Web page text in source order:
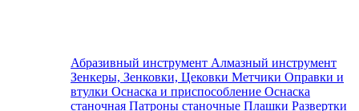
Абразивный инструмент Алмазный инструмент
Зенкеры, Зенковки, Цековки Метчики Оправки и
втулки Оснаска и приспособление Оснаска
станочная Патроны станочные Плашки Развертки